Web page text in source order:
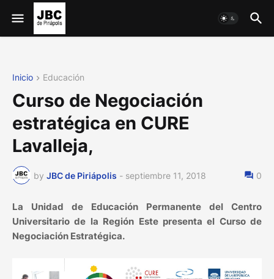
Inicio Educación
Curso de Negociación
estratégica en CURE
Lavalleja,
by JBC de Piriápolis - septiembre 11, 2018 0
La Unidad de Educación Permanente del Centro
Universitario de la Región Este presenta el Curso de
Negociación Estratégica.